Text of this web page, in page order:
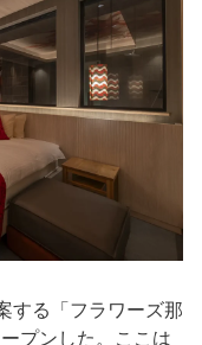
する「フラワーズ那
プンした。ここは